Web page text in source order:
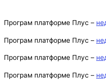
Програм платформе Плус –
Програм платформе Плус –
Програм платформе Плус –
Програм платформе Плус –